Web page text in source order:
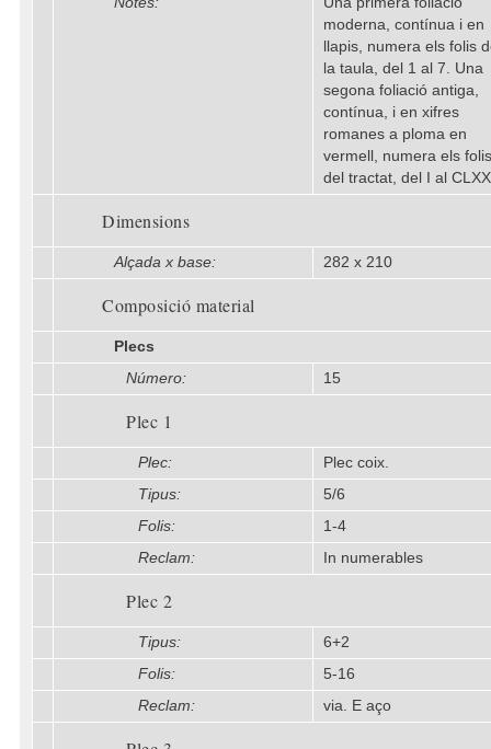
moderna, contínua i en
llapis, numera els folis
la taula, del 1 al 7. Una
segona foliació antiga,
contínua, i en xifres
romanes a ploma en
vermell, numera els folis
del tractat, del I al
Dimensions
Alçada x base: 282 x 210
Composició material
Plecs
Número:
15
Plec 1
Plec:
Plec coix.
Tipus:
5/6
Folis:
1-4
Reclam:
In numerables
Plec 2
Tipus:
6+2
Folis:
5-16
Reclam:
via. E aço